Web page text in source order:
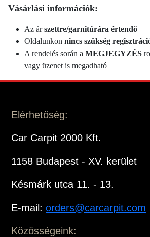
Vásárlási információk:
Az árszettre/garnitúrára értendő
Oldalunkon nincs szükség
A rendelés során a MEGJEGYZÉS
vagy üzenet is megadható
Elérhetőség:
Car Carpit 2000 Kft.
1158 Budapest - XV. kerület
Késmárk utca 11. - 13.
E-mail:orders@carcarpit.com
Közösségeink: